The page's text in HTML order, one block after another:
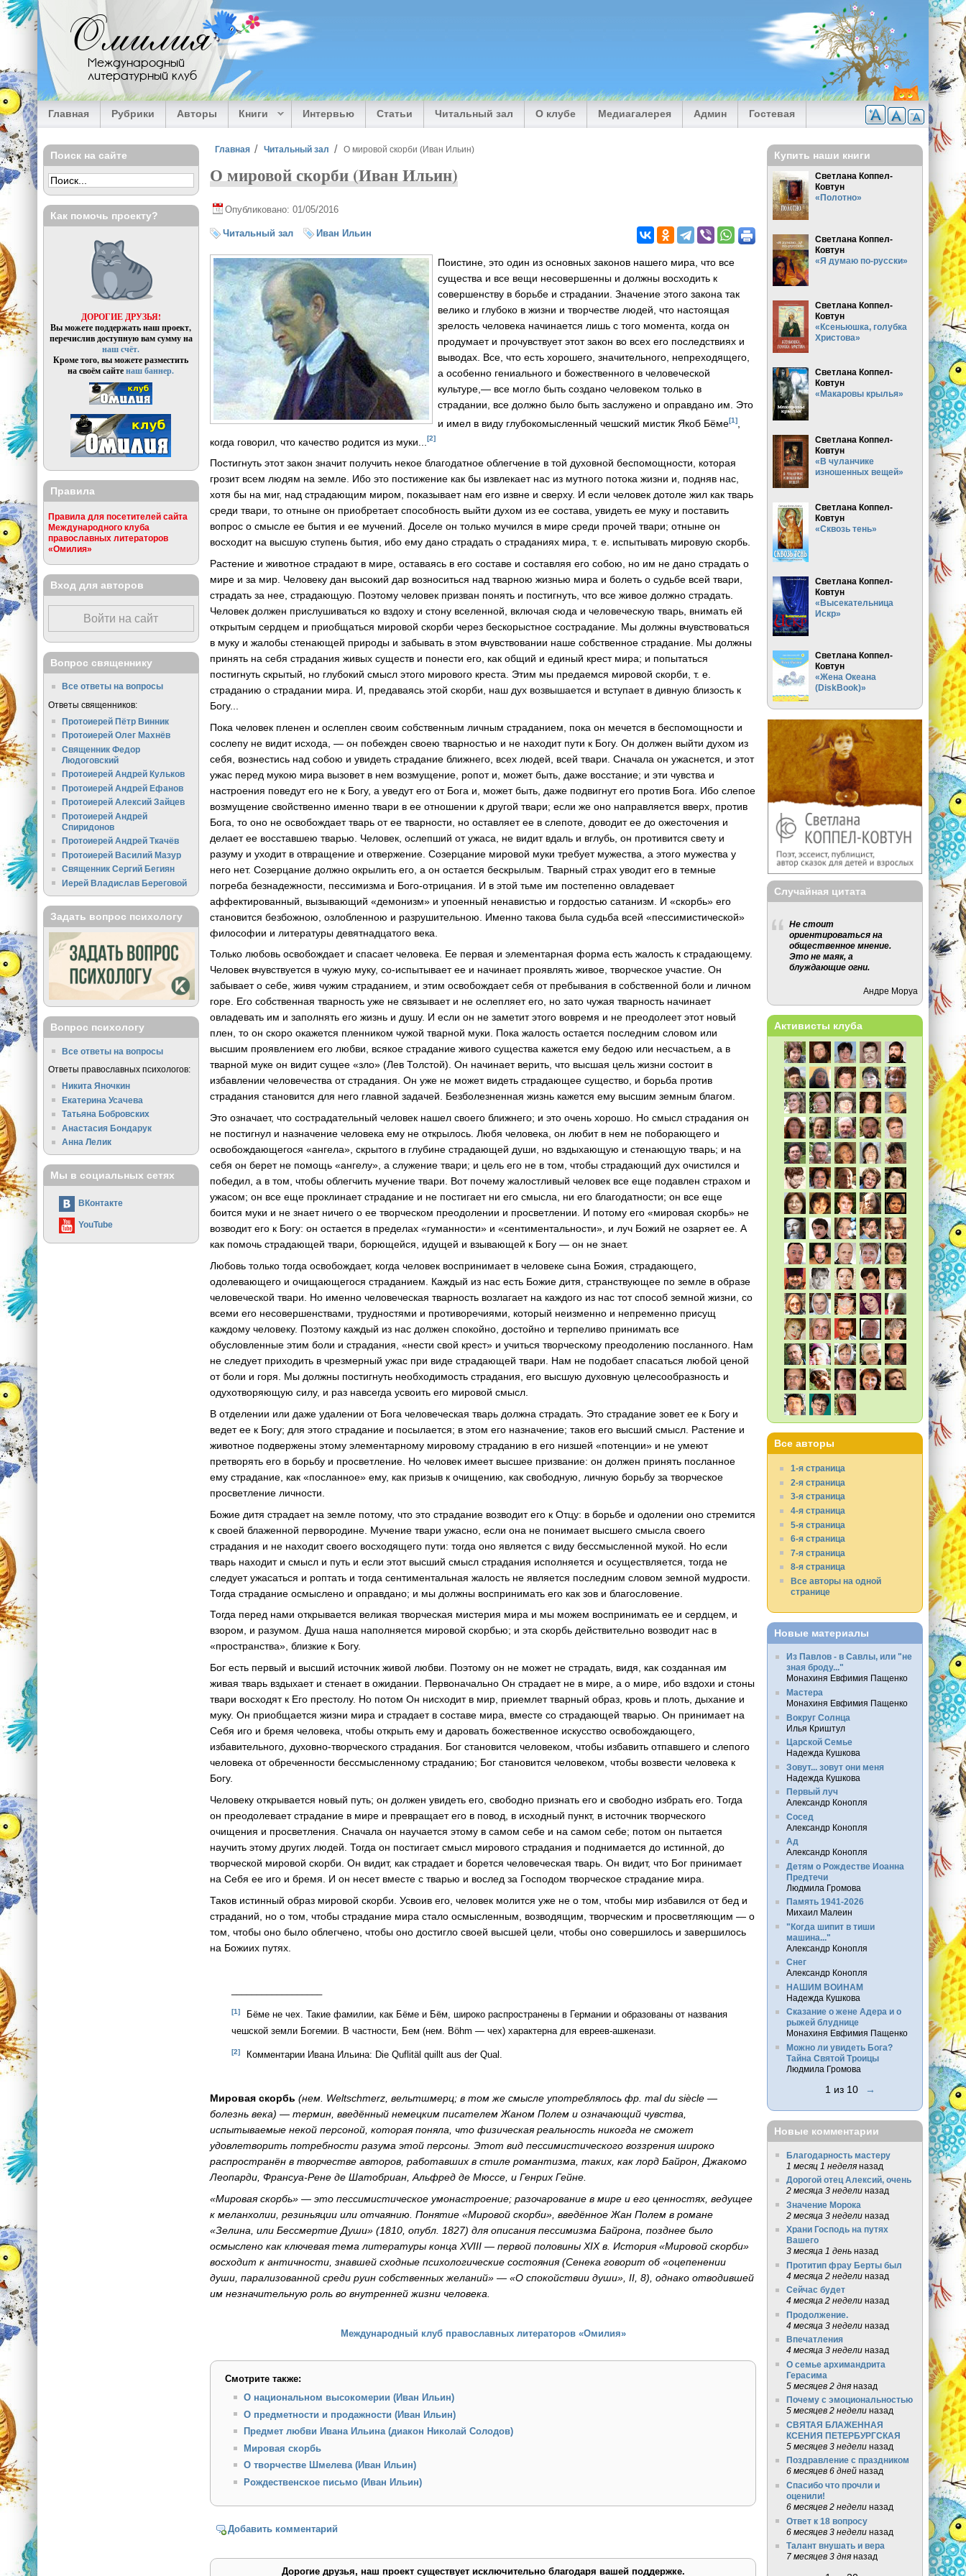
Перейти к основному содержанию
Омилия
Международный
литературный клуб
Главная Рубрики Авторы Книги Интервью Статьи Читальный зал О клубе Медиагалерея Админ Гостевая
Вы здесь
Главная Читальный зал О мировой скорби (Иван Ильин)
О мировой скорби (Иван Ильин)
Опубликовано: 01/05/2016
Читальный зал Иван Ильин
Поистине, это один из основных законов нашего мира, что все
существа и все вещи несовершенны и должны восходить к
совершенству в борьбе и страдании. Значение этого закона так
велико и глубоко в жизни и творчестве людей, что настоящая
зрелость человека начинается лишь с того момента, когда он
продумает и прочувствует этот закон во всех его последствиях и
выводах. Все, что есть хорошего, значительного, непреходящего,
а особенно гениального и божественного в человеческой
культуре,— все могло быть создано человеком только в
страдании, все должно было быть заслужено и оправдано им. Это
и имел в виду глубокомысленный чешский мистик Якоб Бёме[1]
когда говорил, что качество родится из муки...[2]
Постигнуть этот закон значит получить некое благодатное облегчение в той духовной беспомощности, которая
грозит всем людям на земле. Ибо это постижение как бы извлекает нас из мутного потока жизни и, подняв нас,
хотя бы на миг, над страдающим миром, показывает нам его извне и сверху. И если человек дотоле жил как тварь
среди твари, то отныне он приобретает способность выйти духом из ее состава, увидеть ее муку и поставить
вопрос о смысле ее бытия и ее мучений. Доселе он только мучился в мире среди прочей твари; отныне он
восходит на высшую ступень бытия, ибо ему дано страдать о страданиях мира, т. е. испытывать мировую скорбь.
Растение и животное страдают в мире, оставаясь в его составе и составляя его собою, но им не дано страдать о
мире и за мир. Человеку дан высокий дар возноситься над тварною жизнью мира и болеть о судьбе всей твари,
страдать за нее, страдающую. Поэтому человек призван понять и постигнуть, что все живое должно страдать.
Человек должен прислушиваться ко вздоху и стону вселенной, включая сюда и человеческую тварь, внимать ей
открытым сердцем и приобщаться мировой скорби через бескорыстное сострадание. Мы должны вчувствоваться
в муку и жалобы стенающей природы и забывать в этом вчувствовании наше собственное страдание. Мы должны
принять на себя страдания живых существ и понести его, как общий и единый крест мира; и попытаться
постигнуть скрытый, но глубокий смысл этого мирового креста. Этим мы предаемся мировой скорби, т. е.
страданию о страдании мира. И, предаваясь этой скорби, наш дух возвышается и вступает в дивную близость к
Богу...
Пока человек пленен и ослеплен своим собственным личным страданием, пока он мечется в беспомощности и
сослепу не видит исхода, — он побежден своею тварностью и не находит пути к Богу. Он должен выйти духом из
себя, вознестись над собою и увидеть страдание ближнего, всех людей, всей твари. Сначала он ужаснется, и этот
ужас перед мукою мира вызовет в нем возмущение, ропот и, может быть, даже восстание; и эти чувства и
настроения поведут его не к Богу, а уведут его от Бога и, может быть, даже подвигнут его против Бога. Ибо слепое
возмущение свойственно именно твари в ее отношении к другой твари; если же оно направляется вверх, против
Бога, то оно не освобождает тварь от ее тварности, но оставляет ее в слепоте, доводит ее до ожесточения и
делает ее восставшею тварью. Человек, ослепший от ужаса, не видит вдаль и вглубь, он противится свету и
разуму и уходит в отвращение и отвержение. Созерцание мировой муки требует мужества, а этого мужества у
него нет. Созерцание должно окрылить его, а он остается бескрылым. Тварный страх уводит его в темные
погреба безнадежности, пессимизма и Бого-отрицания. И в этой тьме им постепенно овладевает
аффектированный, вызывающий «демонизм» и упоенный ненавистью и гордостью сатанизм. И «скорбь» его
становится безбожною, озлобленною и разрушительною. Именно такова была судьба всей «пессимистической»
философии и литературы девятнадцатого века.
Только любовь освобождает и спасает человека. Ее первая и элементарная форма есть жалость к страдающему.
Человек вчувствуется в чужую муку, со-испытывает ее и начинает проявлять живое, творческое участие. Он
забывает о себе, живя чужим страданием, и этим освобождает себя от пребывания в собственной боли и личном
горе. Его собственная тварность уже не связывает и не ослепляет его, но зато чужая тварность начинает
овладевать им и заполнять его жизнь и душу. И если он не заметит этого вовремя и не преодолеет этот новый
плен, то он скоро окажется пленником чужой тварной муки. Пока жалость остается последним словом или
высшим проявлением его любви, всякое страдание живого существа кажется ему бедою или несчастьем, а в
тварной муке он видит сущее «зло» (Лев Толстой). Он начинает верить, что высшая цель жизни состоит в
избавлении человечества от страдания. Он уже не может видеть страдающее существо, и борьба против
страдания становится для него главной задачей. Безболезненная жизнь кажется ему высшим земным благом.
Это означает, что сострадательный человек нашел своего ближнего; и это очень хорошо. Но смысл страдания он
не постигнул и назначение человека ему не открылось. Любя человека, он любит в нем не поборающего и
освобождающегося «ангела», скрытого в глубине страдающей души, но вздыхающую и стенающую тварь; и на
себя он берет не помощь «ангелу», а служение твари; и цель его не в том, чтобы страдающий дух очистился и
победил, а в том, чтобы облегчить мучение твари. Вот почему жалостливый человек все еще подавлен страхом и
ужасом; он все еще проклинает страдание и не постигает ни его смысла, ни его благодатности; он все еще
боится муки и не знает ничего о ее творческом преодолении и просветлении. И потому его «мировая скорбь» не
возводит его к Богу: он остается в пределах «гуманности» и «сентиментальности», и луч Божий не озаряет ее. А
как помочь страдающей твари, борющейся, идущей и взывающей к Богу — он не знает.
Любовь только тогда освобождает, когда человек воспринимает в человеке сына Божия, страдающего,
одолевающего и очищающегося страданием. Каждый из нас есть Божие дитя, странствующее по земле в образе
человеческой твари. Но именно человеческая тварность возлагает на каждого из нас тот способ земной жизни, со
всеми его несовершенствами, трудностями и противоречиями, который неизменно и непременно присущ
каждому человеку. Поэтому каждый из нас должен спокойно, достойно и терпеливо принимать все
обусловленные этим боли и страдания, «нести свой крест» и учиться творческому преодолению посланного. Нам
не следует приходить в чрезмерный ужас при виде страдающей твари. Нам не подобает спасаться любой ценой
от боли и горя. Мы должны постигнуть необходимость страдания, его высшую духовную целесообразность и
одухотворяющую силу, и раз навсегда усвоить его мировой смысл.
В отделении или даже удалении от Бога человеческая тварь должна страдать. Это страдание зовет ее к Богу и
ведет ее к Богу; для этого страдание и посылается; в этом его назначение; таков его высший смысл. Растение и
животное подвержены этому элементарному мировому страданию в его низшей «потенции» и не умеют
претворять его в борьбу и просветление. Но человек имеет высшее призвание: он должен принять посланное
ему страдание, как «посланное» ему, как призыв к очищению, как свободную, личную борьбу за творческое
просветление личности.
Божие дитя страдает на земле потому, что это страдание возводит его к Отцу: в борьбе и одолении оно стремится
к своей блаженной первородине. Мучение твари ужасно, если она не понимает высшего смысла своего
страдания и не находит своего восходящего пути: тогда оно является с виду бессмысленной мукой. Но если
тварь находит и смысл и путь и если этот высший смысл страдания исполняется и осуществляется, тогда не
следует ужасаться и роптать и тогда сентиментальная жалость не является последним словом земной мудрости.
Тогда страдание осмыслено и оправдано; и мы должны воспринимать его как зов и благословение.
Тогда перед нами открывается великая творческая мистерия мира и мы можем воспринимать ее и сердцем, и
взором, и разумом. Душа наша наполняется мировой скорбью; и эта скорбь действительно возводит нас в
«пространства», близкие к Богу.
Бог есть первый и высший источник живой любви. Поэтому он не может не страдать, видя, как созданная им
живая тварь вздыхает и стенает в ожидании. Первоначально Он страдает не в мире, а о мире, ибо вздохи и стоны
твари восходят к Его престолу. Но потом Он нисходит в мир, приемлет тварный образ, кровь и плоть, дыхание и
муку. Он приобщается жизни мира и страдает в составе мира, вместе со страдающей тварью. Он принимает на
Себя иго и бремя человека, чтобы открыть ему и даровать божественное искусство освобождающего,
избавительного, духовно-творческого страдания. Бог становится человеком, чтобы избавить отпавшего и слепого
человека от обреченности бессмысленному страданию; Бог становится человеком, чтобы возвести человека к
Богу.
Человеку открывается новый путь; он должен увидеть его, свободно признать его и свободно избрать его. Тогда
он преодолевает страдание в мире и превращает его в повод, в исходный пункт, в источник творческого
очищения и просветления. Сначала он научается этому в самом себе и на самом себе; потом он пытается
научить этому других людей. Тогда он постигает смысл мирового страдания и поднимается до истинной, до
творческой мировой скорби. Он видит, как страдает и борется человеческая тварь. Он видит, что Бог принимает
на Себя ее иго и бремя. И он несет вместе с тварью и вослед за Господом творческое страдание мира.
Таков истинный образ мировой скорби. Усвоив его, человек молится уже не о том, чтобы мир избавился от бед и
страданий, но о том, чтобы страдание мира стало осмысленным, возводящим, творческим и просветляющим — о
том, чтобы оно было облегчено, чтобы оно достигло своей высшей цели, чтобы оно совершилось и завершилось
на Божиих путях.
[1]
Бёме не чех. Такие фамилии, как Бёме и Бём, широко распространены в Германии и образованы от названия
чешской земли Богемии. В частности, Бем (нем. Böhm — чех) характерна для евреев-ашкенази.
[2] Комментарии Ивана Ильина: Die Quflitäl quillt aus der Qual.
Мировая скорбь (нем. Weltschmerz, вельтшмерц; в том же смысле употреблялось фр. mal du siècle —
болезнь века) — термин, введённый немецким писателем Жаном Полем и означающий чувства,
испытываемые некой персоной, которая поняла, что физическая реальность никогда не сможет
удовлетворить потребности разума этой персоны. Этот вид пессимистического воззрения широко
распространён в творчестве авторов, работавших в стиле романтизма, таких, как лорд Байрон, Джакомо
Леопарди, Франсуа-Рене де Шатобриан, Альфред де Мюссе, и Генрих Гейне.
«Мировая скорбь» — это пессимистическое умонастроение; разочарование в мире и его ценностях, ведущее
к меланхолии, резиньяции или отчаянию. Понятие «Мировой скорби», введённое Жан Полем в романе
«Зелина, или Бессмертие Души» (1810, опубл. 1827) для описания пессимизма Байрона, позднее было
осмыслено как ключевая тема литературы конца XVIII — первой половины XIX в. История «Мировой скорби»
восходит к античности, знавшей сходные психологические состояния (Сенека говорит об «оцепенении
души, парализованной среди руин собственных желаний» — «О спокойствии души», II, 8), однако отводившей
им незначительную роль во внутренней жизни человека.
Международный клуб православных литераторов «Омилия»
Смотрите также:
О национальном высокомерии (Иван Ильин)
О предметности и продажности (Иван Ильин)
Предмет любви Ивана Ильина (диакон Николай Солодов)
Мировая скорбь
О творчестве Шмелева (Иван Ильин)
Рождественское письмо (Иван Ильин)
Добавить комментарий
Дорогие друзья, наш проект существует исключительно благодаря вашей поддержке.
Поиск на сайте
Как помочь проекту?
ДОРОГИЕ ДРУЗЬЯ!
Вы можете поддержать наш проект,
перечислив доступную вам сумму на
наш счёт.
Кроме того, вы можете разместить
на своём сайтенаш баннер.
Правила
Правила для посетителей сайта
Международного клуба
православных литераторов
«Омилия»
Вход для авторов
Войти на сайт
Вопрос священнику
Все ответы на вопросы
Ответы священников:
Протоиерей Пётр Винник
Протоиерей Олег Махнёв
Священник Федор
Людоговский
Протоиерей Андрей Кульков
Протоиерей Андрей Ефанов
Протоиерей Алексий Зайцев
Протоиерей Андрей
Спиридонов
Протоиерей Андрей Ткачёв
Протоиерей Василий Мазур
Священник Сергий Бегиян
Иерей Владислав Береговой
Задать вопрос психологу
Вопрос психологу
Все ответы на вопросы
Ответы православных психологов:
Никита Яночкин
Екатерина Усачева
Татьяна Бобровских
Анастасия Бондарук
Анна Лелик
Мы в социальных сетях
ВКонтакте
YouTube
Купить наши книги
Светлана Коппел-
Ковтун
«Полотно»
Светлана Коппел-
Ковтун
«Я думаю по-русски»
Светлана Коппел-
Ковтун
«Ксеньюшка, голубка
Христова»
Светлана Коппел-
Ковтун
«Макаровы крылья»
Светлана Коппел-
Ковтун
«В чуланчике
изношенных вещей»
Светлана Коппел-
Ковтун
«Сквозь тень»
Светлана Коппел-
Ковтун
«Высекательница
Искр»
Светлана Коппел-
Ковтун
«Жена Океана
(DiskBook)»
Случайная цитата
Не стоит
ориентироваться на
общественное мнение.
Это не маяк, а
блуждающие огни.
Андре Моруа
Активисты клуба
Все авторы
1-я страница
2-я страница
3-я страница
4-я страница
5-я страница
6-я страница
7-я страница
8-я страница
Все авторы на одной
странице
Новые материалы
Из Павлов - в Савлы, или "не
зная броду..."
Монахиня Евфимия Пащенко
Мастера
Монахиня Евфимия Пащенко
Вокруг Солнца
Илья Криштул
Царской Семье
Надежда Кушкова
Зовут... зовут они меня
Надежда Кушкова
Первый луч
Александр Конопля
Сосед
Александр Конопля
Ад
Александр Конопля
Детям о Рождестве Иоанна
Предтечи
Людмила Громова
Память 1941-2026
Михаил Малеин
"Когда шипит в тиши
машина..."
Александр Конопля
Снег
Александр Конопля
НАШИМ ВОИНАМ
Надежда Кушкова
Сказание о жене Адера и о
рыжей блуднице
Монахиня Евфимия Пащенко
Можно ли увидеть Бога?
Тайна Святой Троицы
Людмила Громова
1 из 10 →
Новые комментарии
Благодарность мастеру
1 месяц 1 неделяназад
Дорогой отец Алексий, очень
2 месяца 3 неделиназад
Значение Морока
2 месяца 3 неделиназад
Храни Господь на путях
Вашего
3 месяца 1 деньназад
Протитип фрау Берты был
4 месяца 2 неделиназад
Сейчас будет
4 месяца 2 неделиназад
Продолжение.
4 месяца 3 неделиназад
Впечатления
4 месяца 3 неделиназад
О семье архимандрита
Герасима
5 месяцев 2 дняназад
Почему с эмоциональностью
5 месяцев 2 неделиназад
СВЯТАЯ БЛАЖЕННАЯ
КСЕНИЯ ПЕТЕРБУРГСКАЯ
5 месяцев 3 неделиназад
Поздравление с праздником
6 месяцев 6 днейназад
Спасибо что прочли и
оценили!
6 месяцев 2 неделиназад
Ответ к 18 вопросу
6 месяцев 3 неделиназад
Талант внушать и вера
7 месяцев 3 дняназад